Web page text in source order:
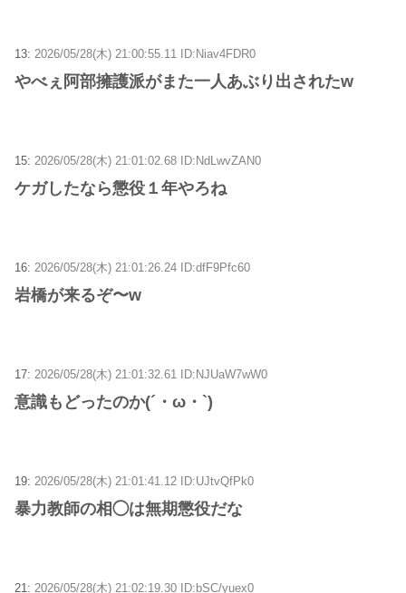
13: 2026/05/28(木) 21:00:55.11 ID:Niav4FDR0
やべぇ阿部擁護派がまた一人あぶり出されたw
15: 2026/05/28(木) 21:01:02.68 ID:NdLwvZAN0
ケガしたなら懲役１年やろね
16: 2026/05/28(木) 21:01:26.24 ID:dfF9Pfc60
岩橋が来るぞ〜w
17: 2026/05/28(木) 21:01:32.61 ID:NJUaW7wW0
意識もどったのか(´・ω・`)
19: 2026/05/28(木) 21:01:41.12 ID:UJtvQfPk0
暴力教師の相◯は無期懲役だな
21: 2026/05/28(木) 21:02:19.30 ID:bSC/yuex0